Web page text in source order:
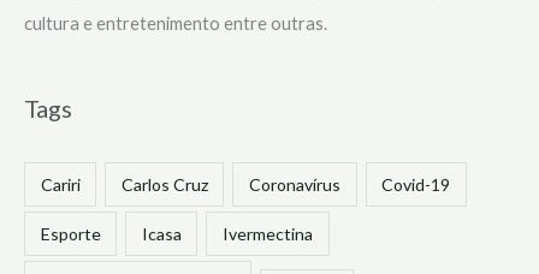
cultura e entretenimento entre outras.
Tags
Cariri Carlos Cruz Coronavírus Covid-19
Esporte Icasa Ivermectina